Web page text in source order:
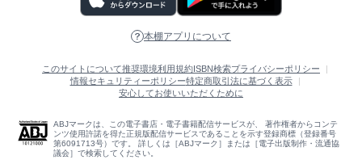
本棚アプリについて
このサイトについて推奨環境利用規約ISBN検索プライバシーポリシー
情報セキュリティーポリシー特定商取引法に基づく表示
安心してお使いいただくために
ABJマークは、この電子書店・電子書籍配信サービスが、 著作権者からコンテ
ンツ使用許諾を得た正規版配信サービスであることを示す登録商標（登録番号
第6091713号）です。 詳しくは［ABJマーク］または［電子出版制作・流通協
議会］で検索してください。